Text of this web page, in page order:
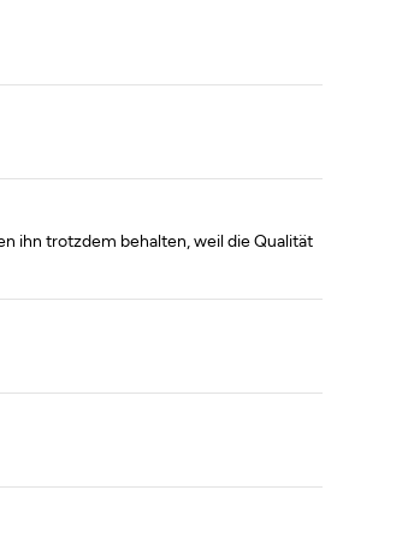
ihn trotzdem behalten, weil die Qualität